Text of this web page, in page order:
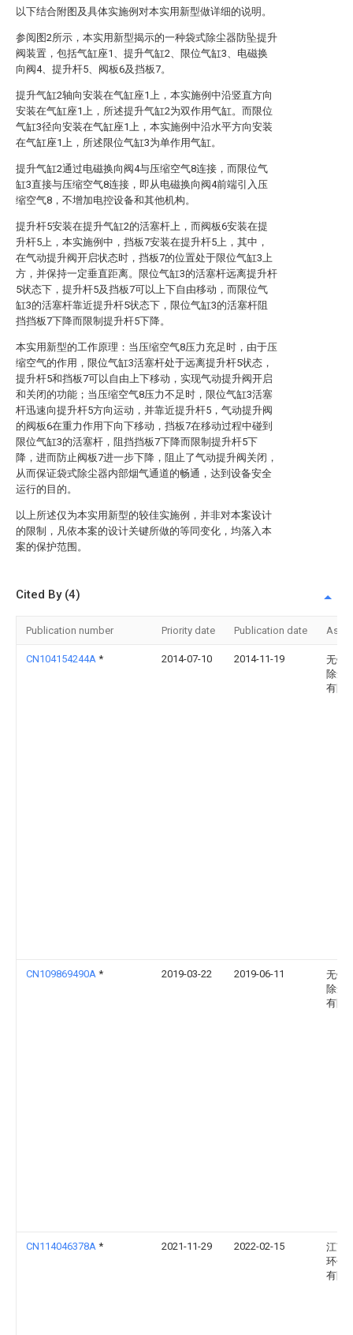
以下结合附图及具体实施例对本实用新型做详细的说明。
参阅图2所示，本实用新型揭示的一种袋式除尘器防坠提升
阀装置，包括气缸座1、提升气缸2、限位气缸3、电磁换
向阀4、提升杆5、阀板6及挡板7。
提升气缸2轴向安装在气缸座1上，本实施例中沿竖直方向
安装在气缸座1上，所述提升气缸2为双作用气缸。而限位
气缸3径向安装在气缸座1上，本实施例中沿水平方向安装
在气缸座1上，所述限位气缸3为单作用气缸。
提升气缸2通过电磁换向阀4与压缩空气8连接，而限位气
缸3直接与压缩空气8连接，即从电磁换向阀4前端引入压
缩空气8，不增加电控设备和其他机构。
提升杆5安装在提升气缸2的活塞杆上，而阀板6安装在提
升杆5上，本实施例中，挡板7安装在提升杆5上，其中，
在气动提升阀开启状态时，挡板7的位置处于限位气缸3上
方，并保持一定垂直距离。限位气缸3的活塞杆远离提升杆
5状态下，提升杆5及挡板7可以上下自由移动，而限位气
缸3的活塞杆靠近提升杆5状态下，限位气缸3的活塞杆阻
挡挡板7下降而限制提升杆5下降。
本实用新型的工作原理：当压缩空气8压力充足时，由于压
缩空气的作用，限位气缸3活塞杆处于远离提升杆5状态，
提升杆5和挡板7可以自由上下移动，实现气动提升阀开启
和关闭的功能；当压缩空气8压力不足时，限位气缸3活塞
杆迅速向提升杆5方向运动，并靠近提升杆5，气动提升阀
的阀板6在重力作用下向下移动，挡板7在移动过程中碰到
限位气缸3的活塞杆，阻挡挡板7下降而限制提升杆5下
降，进而防止阀板7进一步下降，阻止了气动提升阀关闭，
从而保证袋式除尘器内部烟气通道的畅通，达到设备安全
运行的目的。
以上所述仅为本实用新型的较佳实施例，并非对本案设计
的限制，凡依本案的设计关键所做的等同变化，均落入本
案的保护范围。
Cited By (4)
Publication number Priority date Publication date
CN104154244A * 2014-07-10 2014-11-19
无锡
除尘
有限
CN109869490A * 2019-03-22 2019-06-11
无锡
除尘
有限
CN114046378A * 2021-11-29 2022-02-15
江苏
环保
有限